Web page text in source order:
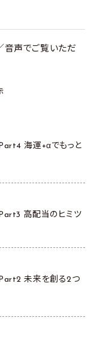
音声でご覧いただ
海運+αでもっと
高配当のヒミツ
未来を創る2つ